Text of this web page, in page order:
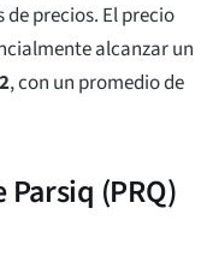
precios. El precio
alcanzar un
, con un promedio de
(PRQ)